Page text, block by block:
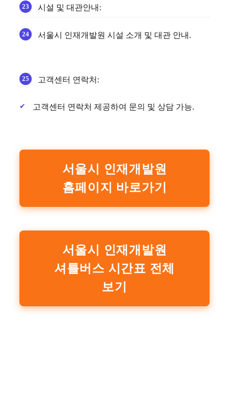
시설 및 대관안내:
서울시 인재개발원 시설 소개 및 대관 안내.
고객센터 연락처:
고객센터 연락처 제공하여 문의 및 상담 가능.
서울시 인재개발원
홈페이지 바로가기
서울시 인재개발원
셔틀버스 시간표 전체
보기